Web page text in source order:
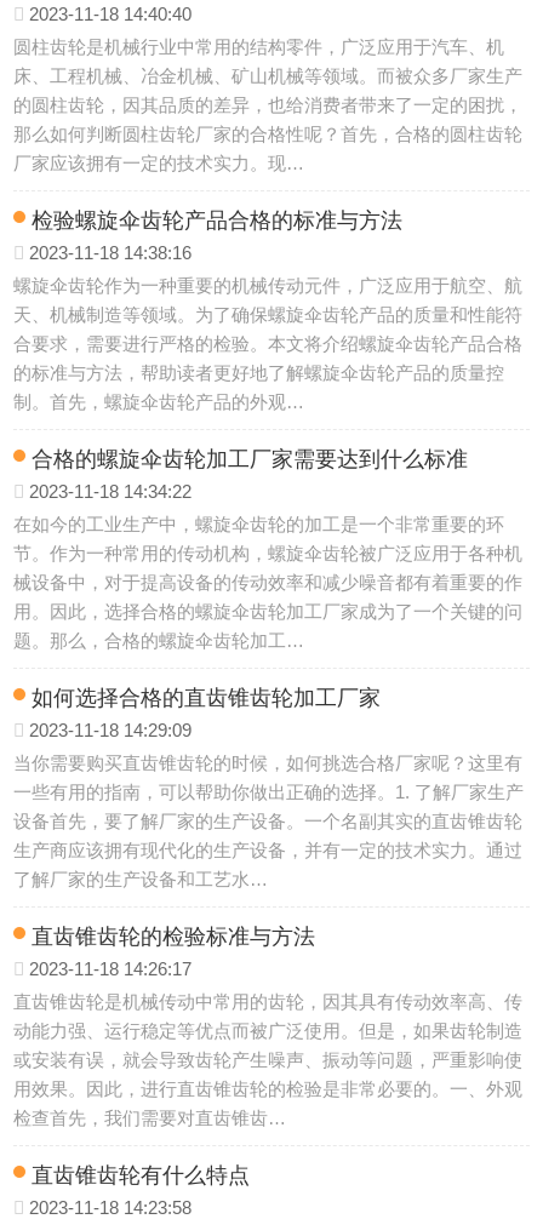
2023-11-18 14:40:40
圆柱齿轮是机械行业中常用的结构零件，广泛应用于汽车、机
床、工程机械、冶金机械、矿山机械等领域。而被众多厂家生产
的圆柱齿轮，因其品质的差异，也给消费者带来了一定的困扰，
那么如何判断圆柱齿轮厂家的合格性呢？首先，合格的圆柱齿轮
厂家应该拥有一定的技术实力。现…
检验螺旋伞齿轮产品合格的标准与方法
2023-11-18 14:38:16
螺旋伞齿轮作为一种重要的机械传动元件，广泛应用于航空、航
天、机械制造等领域。为了确保螺旋伞齿轮产品的质量和性能符
合要求，需要进行严格的检验。本文将介绍螺旋伞齿轮产品合格
的标准与方法，帮助读者更好地了解螺旋伞齿轮产品的质量控
制。首先，螺旋伞齿轮产品的外观…
合格的螺旋伞齿轮加工厂家需要达到什么标准
2023-11-18 14:34:22
在如今的工业生产中，螺旋伞齿轮的加工是一个非常重要的环
节。作为一种常用的传动机构，螺旋伞齿轮被广泛应用于各种机
械设备中，对于提高设备的传动效率和减少噪音都有着重要的作
用。因此，选择合格的螺旋伞齿轮加工厂家成为了一个关键的问
题。那么，合格的螺旋伞齿轮加工…
如何选择合格的直齿锥齿轮加工厂家
2023-11-18 14:29:09
当你需要购买直齿锥齿轮的时候，如何挑选合格厂家呢？这里有
一些有用的指南，可以帮助你做出正确的选择。1. 了解厂家生产
设备首先，要了解厂家的生产设备。一个名副其实的直齿锥齿轮
生产商应该拥有现代化的生产设备，并有一定的技术实力。通过
了解厂家的生产设备和工艺水…
直齿锥齿轮的检验标准与方法
2023-11-18 14:26:17
直齿锥齿轮是机械传动中常用的齿轮，因其具有传动效率高、传
动能力强、运行稳定等优点而被广泛使用。但是，如果齿轮制造
或安装有误，就会导致齿轮产生噪声、振动等问题，严重影响使
用效果。因此，进行直齿锥齿轮的检验是非常必要的。一、外观
检查首先，我们需要对直齿锥齿…
直齿锥齿轮有什么特点
2023-11-18 14:23:58